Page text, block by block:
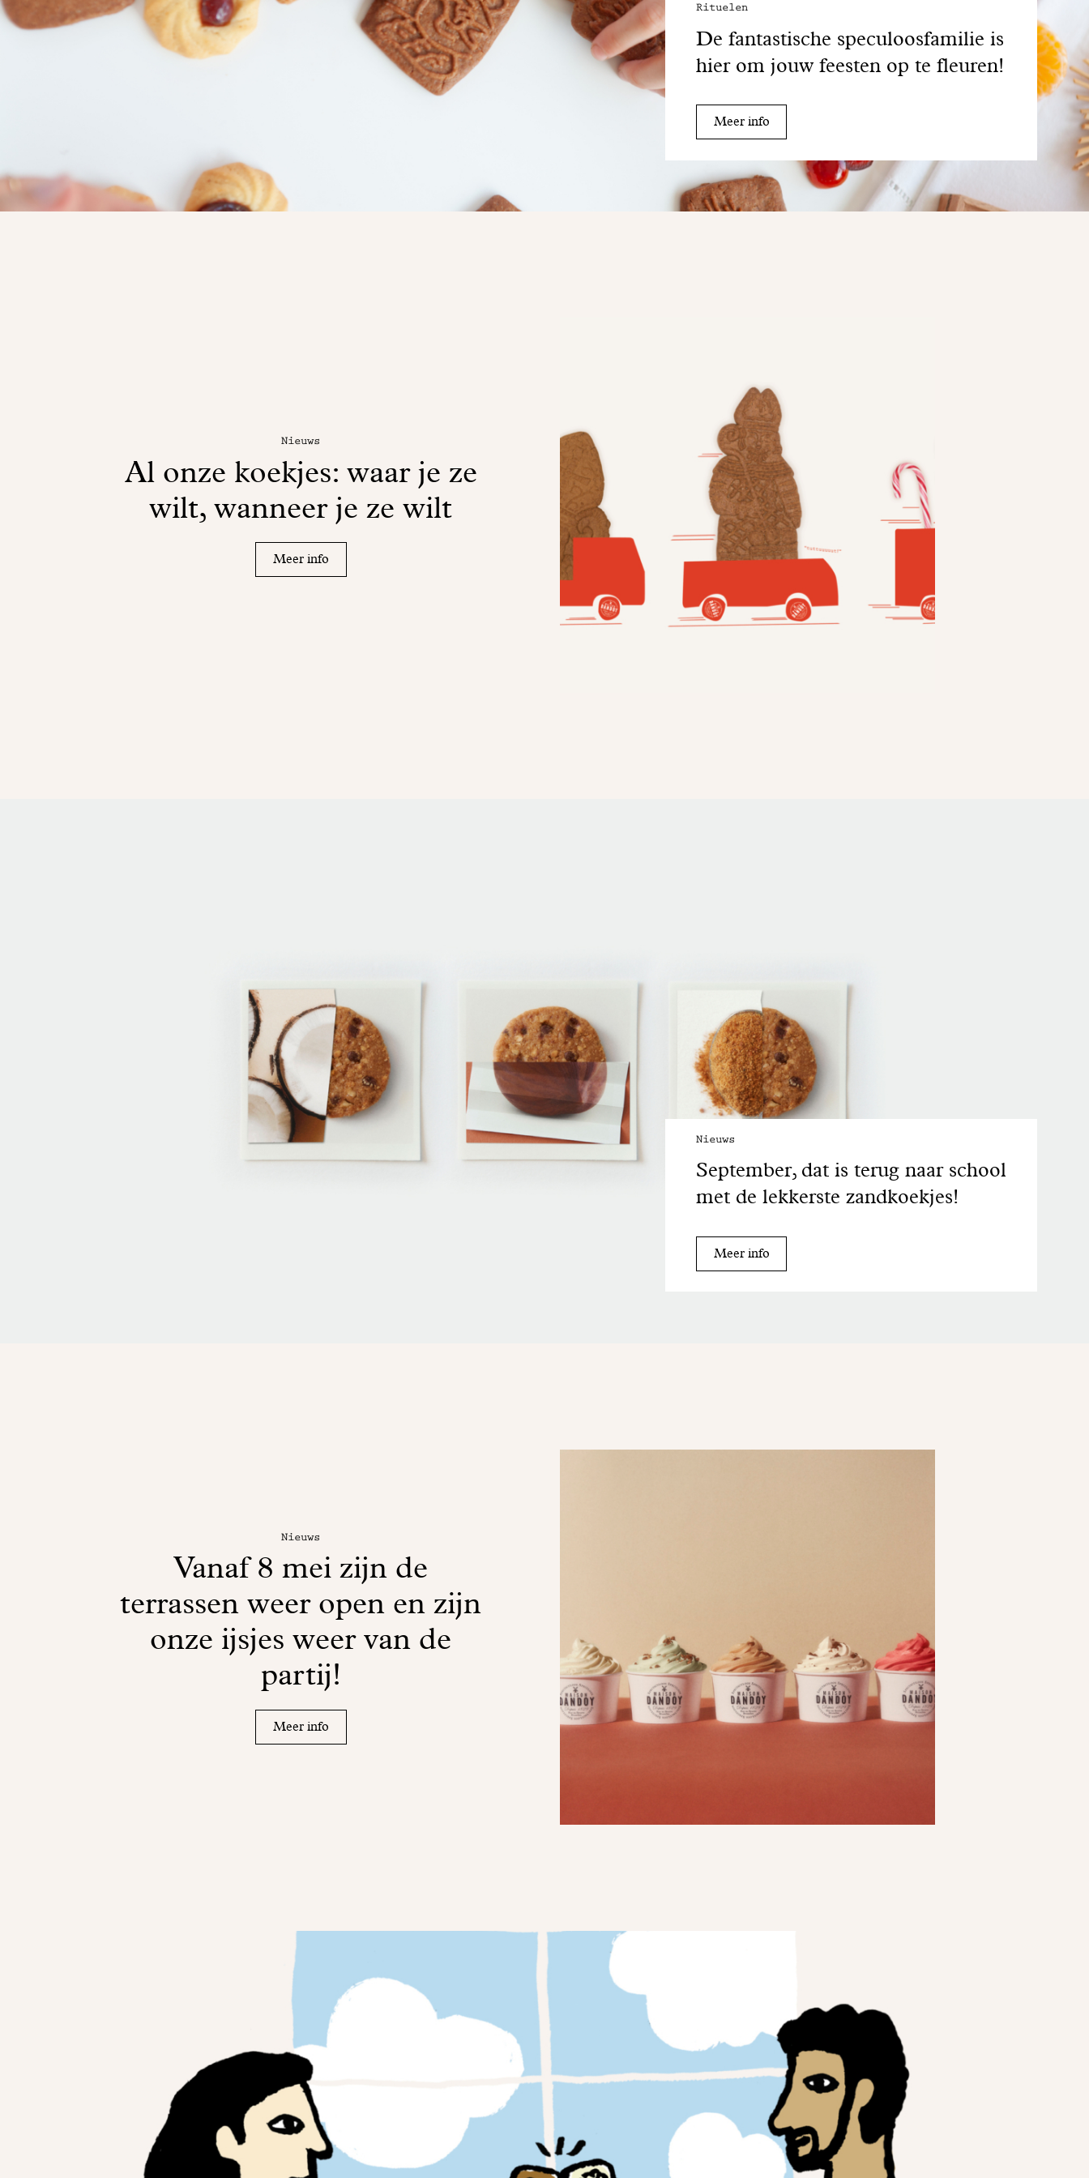
Rituelen
De fantastische speculoosfamilie is
hier om jouw feesten op te fleuren!
Meer info
Nieuws
Al onze koekjes: waar je ze
wilt, wanneer je ze wilt
Meer info
Nieuws
September, dat is terug naar school
met de lekkerste zandkoekjes!
Meer info
Nieuws
Vanaf 8 mei zijn de
terrassen weer open en zijn
onze ijsjes weer van de
partij!
Meer info